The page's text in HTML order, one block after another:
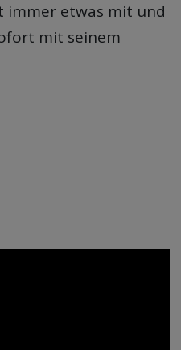
immer etwas mit und
mit seinem